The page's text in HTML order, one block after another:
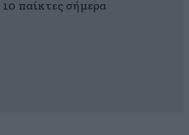
10 παίκτες σήμερα